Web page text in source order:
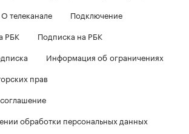
О телеканале
Подключение
РБК
Подписка на РБК
Информация об ограничениях
прав
обработки персональных данных